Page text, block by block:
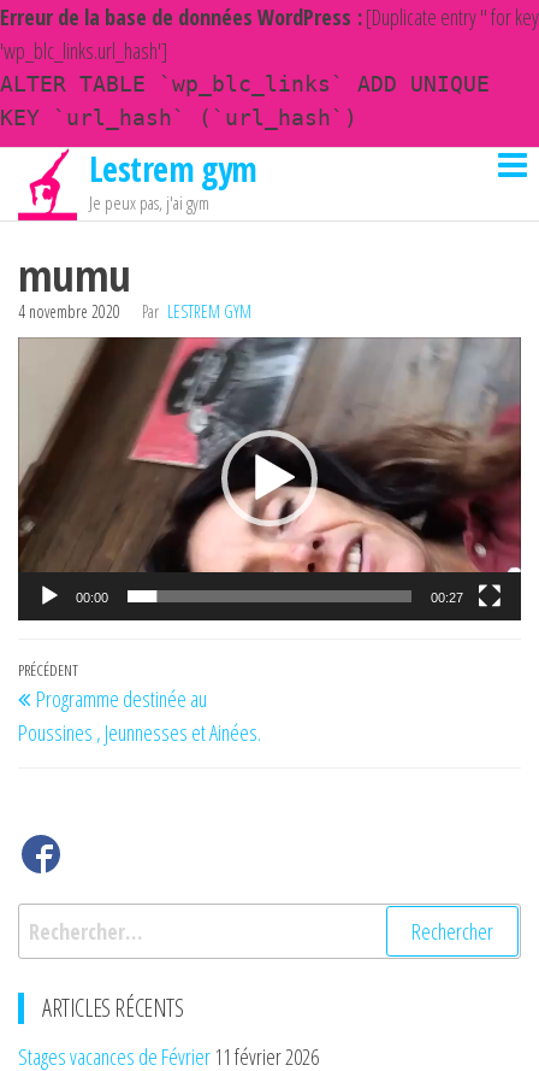
Erreur de la base de données WordPress :[Duplicate entry '' for key
'wp_blc_links.url_hash']
ALTER TABLE `wp_blc_links` ADD UNIQUE
KEY `url_hash` (`url_hash`)
Passer
contenu
Lestrem gym
Je peux pas, j'ai gym
mumu
4 novembre 2020 Par LESTREM GYM
00:00 00:27
Navigation
de
l’article
Article
précédent
PRÉCÉDENT
Programme destinée au
Poussines , Jeunnesses et Ainées.
Rechercher :
ARTICLES RÉCENTS
Stages vacances de Février 11 février 2026